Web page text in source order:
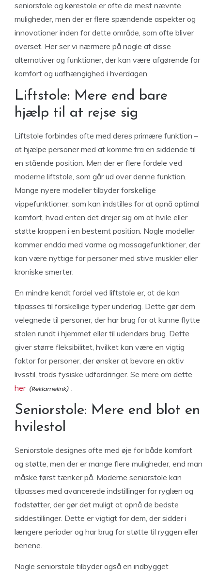
seniorstole og kørestole er ofte de mest nævnte
muligheder, men der er flere spændende aspekter og
innovationer inden for dette område, som ofte bliver
overset. Her ser vi nærmere på nogle af disse
alternativer og funktioner, der kan være afgørende for
komfort og uafhængighed i hverdagen.
Liftstole: Mere end bare
hjælp til at rejse sig
Liftstole forbindes ofte med deres primære funktion –
at hjælpe personer med at komme fra en siddende til
en stående position. Men der er flere fordele ved
moderne liftstole, som går ud over denne funktion.
Mange nyere modeller tilbyder forskellige
vippefunktioner, som kan indstilles for at opnå optimal
komfort, hvad enten det drejer sig om at hvile eller
støtte kroppen i en bestemt position. Nogle modeller
kommer endda med varme og massagefunktioner, der
kan være nyttige for personer med stive muskler eller
kroniske smerter.
En mindre kendt fordel ved liftstole er, at de kan
tilpasses til forskellige typer underlag. Dette gør dem
velegnede til personer, der har brug for at kunne flytte
stolen rundt i hjemmet eller til udendørs brug. Dette
giver større fleksibilitet, hvilket kan være en vigtig
faktor for personer, der ønsker at bevare en aktiv
livsstil, trods fysiske udfordringer. Se mere om dette
her
.
Seniorstole: Mere end blot en
hvilestol
Seniorstole designes ofte med øje for både komfort
og støtte, men der er mange flere muligheder, end man
måske først tænker på. Moderne seniorstole kan
tilpasses med avancerede indstillinger for ryglæn og
fodstøtter, der gør det muligt at opnå de bedste
siddestillinger. Dette er vigtigt for dem, der sidder i
længere perioder og har brug for støtte til ryggen eller
benene.
Nogle seniorstole tilbyder også en indbygget